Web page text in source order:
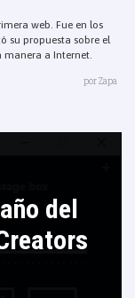
web. Fue en los
su propuesta sobre el
manera a Internet.
porZapa
del